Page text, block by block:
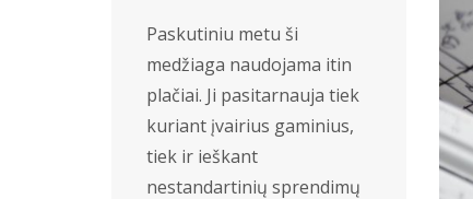
Paskutiniu metu ši
medžiaga naudojama itin
plačiai. Ji pasitarnauja tiek
kuriant įvairius gaminius,
tiek ir ieškant
nestandartinių sprendimų